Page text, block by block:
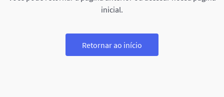
inicial.
Retornar ao início